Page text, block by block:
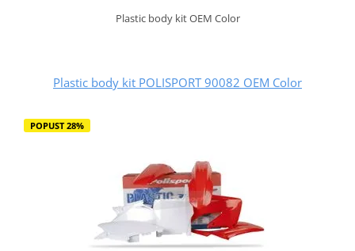
Plastic body kit OEM Color
Plastic body kit POLISPORT 90082 OEM Color
POPUST 28%